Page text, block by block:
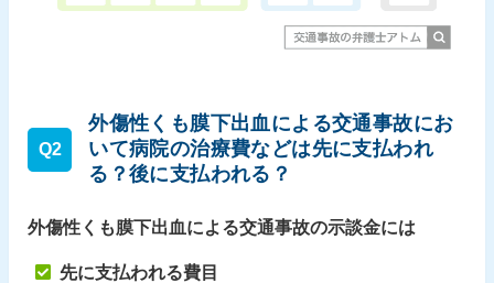
Q2
外傷性くも膜下出血による交通事故にお
いて病院の治療費などは先に支払われ
る？後に支払われる？
外傷性くも膜下出血による交通事故の示談金には
先に支払われる費目